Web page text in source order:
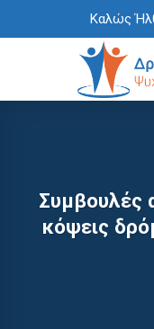
to
Καλώς
Συμβουλές
κόψεις